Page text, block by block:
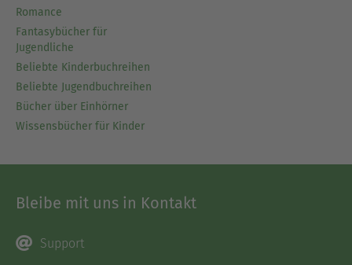
Romance
Fantasybücher für
Jugendliche
Beliebte Kinderbuchreihen
Beliebte Jugendbuchreihen
Bücher über Einhörner
Wissensbücher für Kinder
Bleibe mit uns in Kontakt
Support